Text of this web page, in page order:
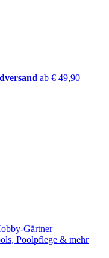
ab € 49,90
Gärtner
Poolpflege & mehr